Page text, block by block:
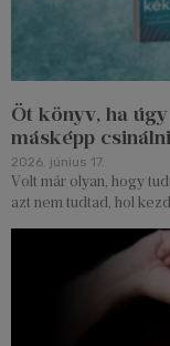
Öt könyv, ha
másképp csinálni
2026. június 17.
Volt már olyan, hogy
azt nem tudtad, hol